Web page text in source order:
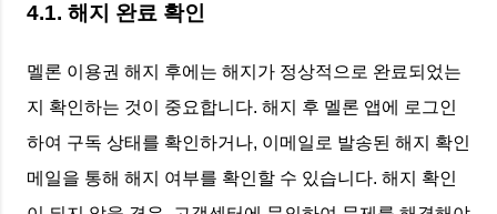
4.1. 해지 완료 확인
멜론 이용권 해지 후에는 해지가 정상적으로 완료되었는
지 확인하는 것이 중요합니다. 해지 후 멜론 앱에 로그인
하여 구독 상태를 확인하거나, 이메일로 발송된 해지 확인
메일을 통해 해지 여부를 확인할 수 있습니다. 해지 확인